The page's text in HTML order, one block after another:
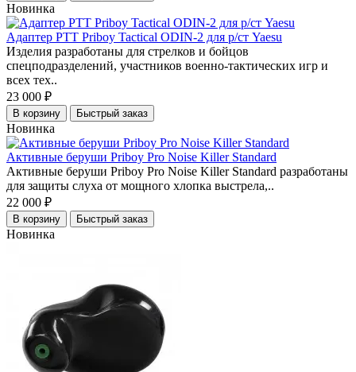
Новинка
Адаптер PTT Priboy Tactical ODIN-2 для р/ст Yaesu
Изделия разработаны для стрелков и бойцов
спецподразделений, участников военно-тактических игр и
всех тех..
23 000 ₽
В корзину Быстрый заказ
Новинка
Активные беруши Priboy Pro Noise Killer Standard
Активные беруши Priboy Pro Noise Killer Standard разработаны
для защиты слуха от мощного хлопка выстрела,..
22 000 ₽
В корзину Быстрый заказ
Новинка